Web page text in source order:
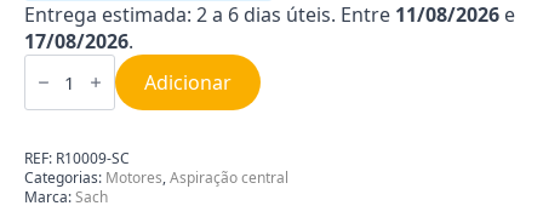
Entrega estimada: 2 a 6 dias úteis. Entre 11/08/2026 e
17/08/2026.
Quantidade
de
TYPHOON
220
Sach
R10009-
SC
Adicionar
REF: R10009-SC
Categorias: Motores,Aspiração central
Marca:Sach